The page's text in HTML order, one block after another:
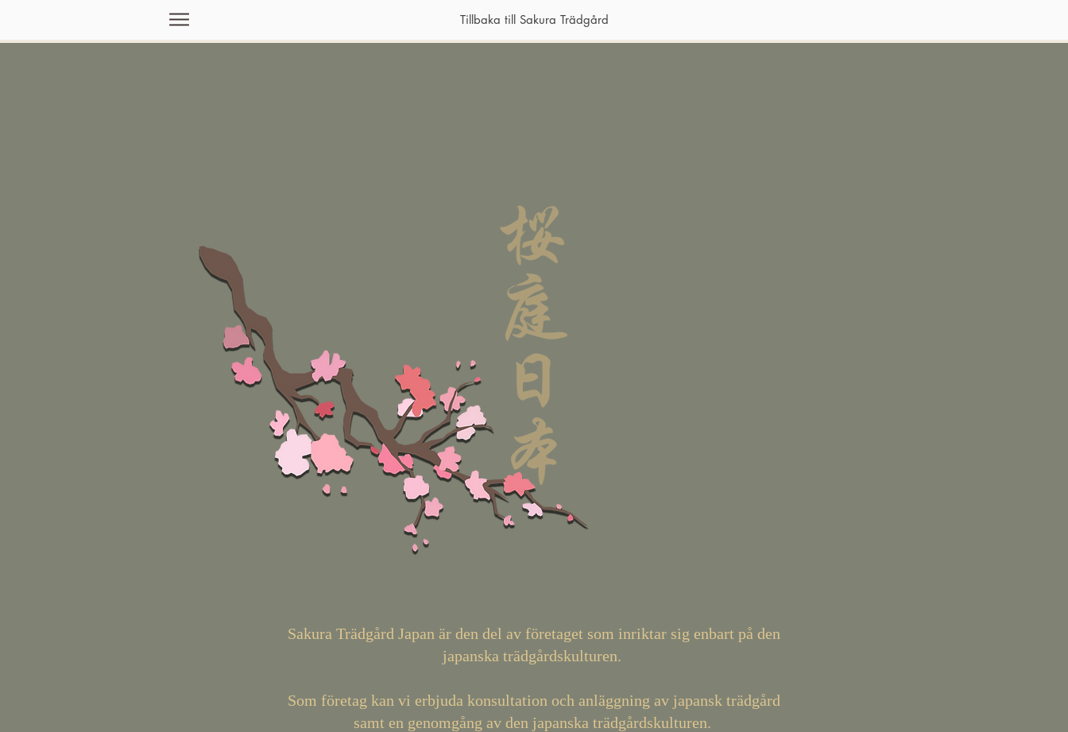
Tillbaka till Sakura Trädgård
Sakura Trädgård Japan är den del av företaget som inriktar sig enbart på den
japanska trädgårdskulturen.
Som företag kan vi erbjuda konsultation och anläggning av japansk trädgård
samt en genomgång av den japanska trädgårdskulturen.